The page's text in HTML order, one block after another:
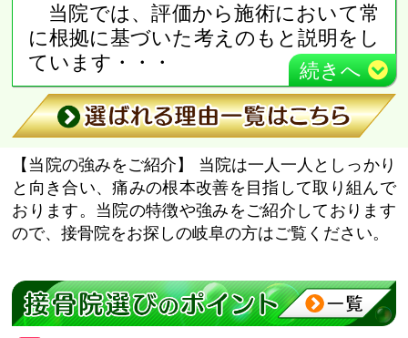
当院では、評価から施術において常
に根拠に基づいた考えのもと説明をし
ています ・・・ 続きへ
【当院の強みをご紹介】
当院は一人一人としっかり
と向き合い、痛みの根本改善を目指して取り組んで
おります。当院の特徴や強みをご紹介しております
ので、接骨院をお探しの岐阜の方はご覧ください。